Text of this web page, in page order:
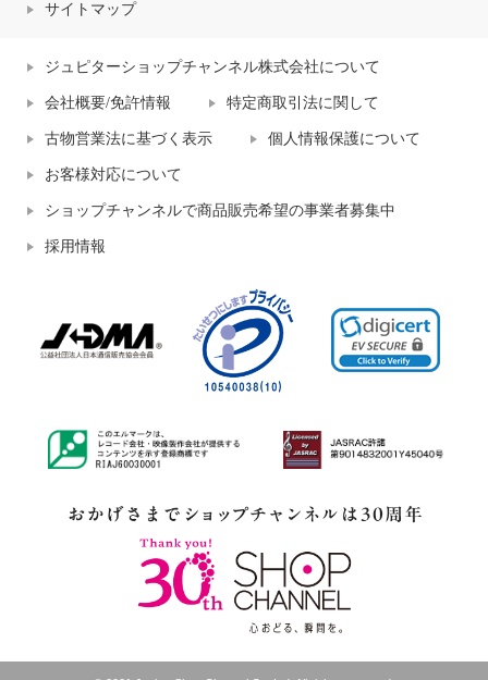
サイトマップ
ジュピターショップチャンネル株式会社について
会社概要/免許情報 特定商取引法に関して
古物営業法に基づく表示 個人情報保護について
お客様対応について
ショップチャンネルで商品販売希望の事業者募集中
採用情報